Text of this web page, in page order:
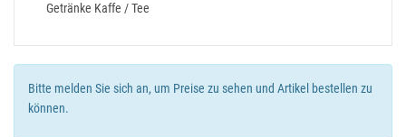
Getränke Kaffe / Tee
Bitte melden Sie sich an, um Preise zu sehen und Artikel bestellen zu
können.